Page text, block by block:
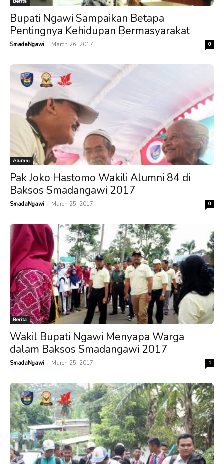
Berita
Bupati Ngawi Sampaikan Betapa
Pentingnya Kehidupan Bermasyarakat
SmadaNgawi - March 26, 2017 0
Alumni
Pak Joko Hastomo Wakili Alumni 84 di
Baksos Smadangawi 2017
SmadaNgawi - March 25, 2017 0
Berita
Wakil Bupati Ngawi Menyapa Warga
dalam Baksos Smadangawi 2017
SmadaNgawi - March 25, 2017 1